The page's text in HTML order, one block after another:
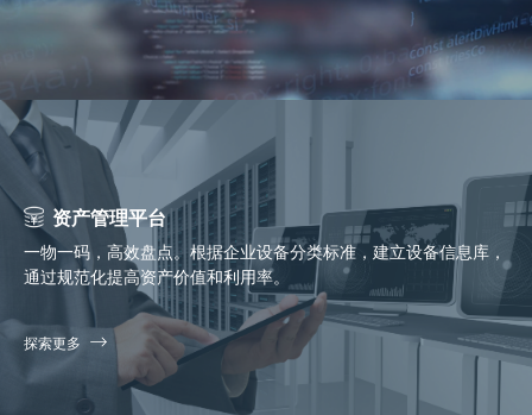
资产管理平台
一物一码，高效盘点。根据企业设备分类标准，建立设备信息库，
通过规范化提高资产价值和利用率。
探索更多